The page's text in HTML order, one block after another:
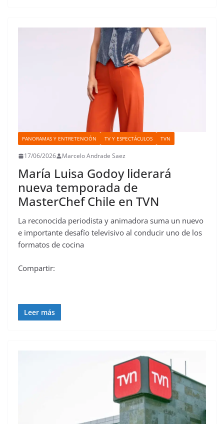
PANORAMAS Y ENTRETENCIÓN TV Y ESPECTÁCULOS TVN
17/06/2026 Marcelo Andrade Saez
María Luisa Godoy liderará
nueva temporada de
MasterChef Chile en TVN
La reconocida periodista y animadora suma un nuevo
e importante desafío televisivo al conducir uno de los
formatos de cocina
Compartir:
Leer más